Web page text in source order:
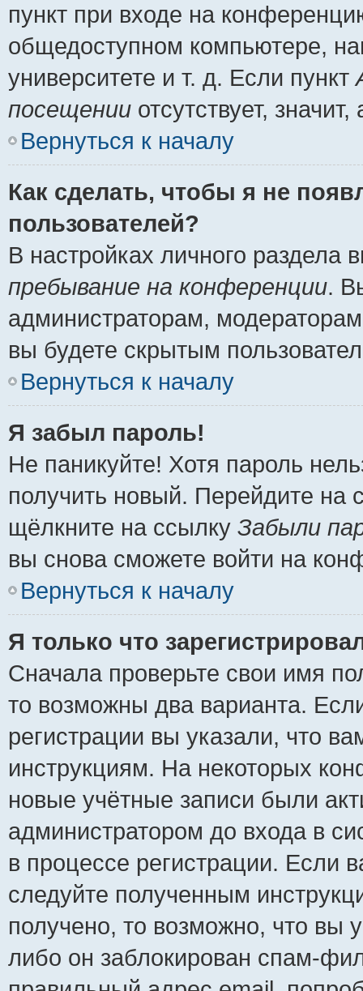
пункт при входе на
общедоступном компьютере,
университете и т. д. Если пункт
посещении отсутствует,
Вернуться к началу
Как сделать, чтобы я не
пользователей?
В настройках личного
пребывание на конференции.
администраторам,
вы будете скрытым
Вернуться к началу
Я забыл пароль!
Не паникуйте! Хотя пароль
получить новый. Перейдите на
щёлкните на ссылку Забыли
вы снова сможете войти на
Вернуться к началу
Я только что
Сначала проверьте свои имя
то возможны два варианта.
регистрации вы указали, что
инструкциям. На некоторых
новые учётные записи были
администратором до входа в
в процессе регистрации.
следуйте полученным
получено, то возможно, что вы
либо он заблокирован спам-